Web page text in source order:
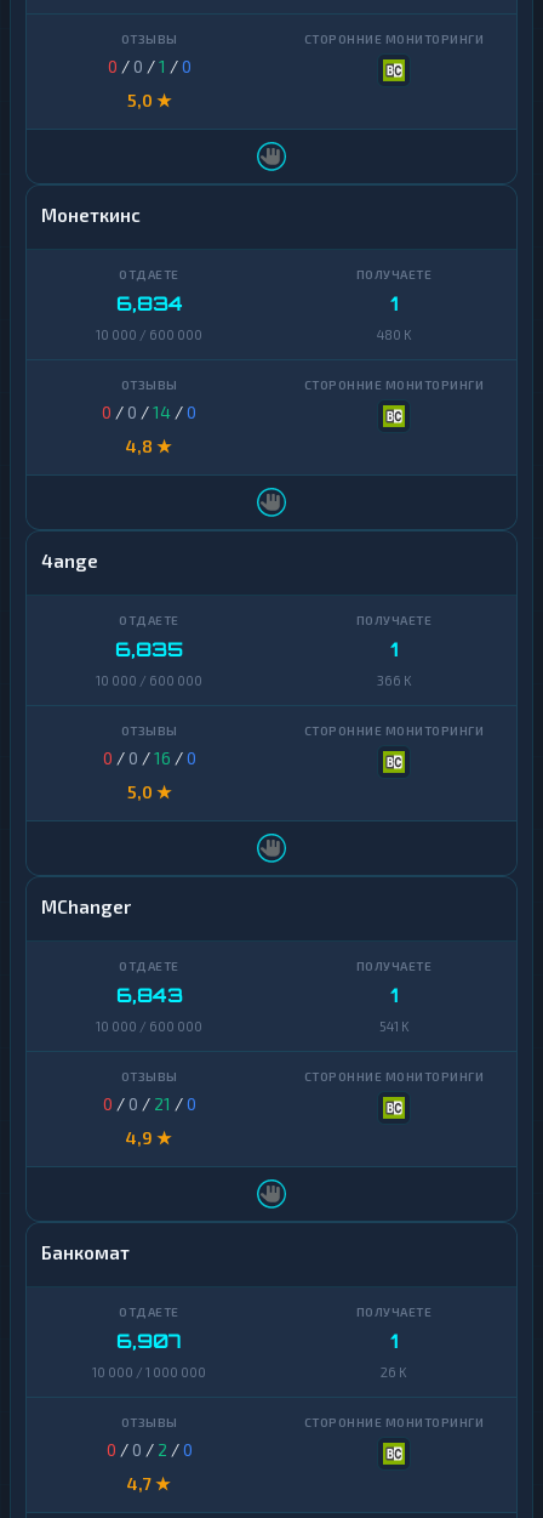
0 / 0 /1 /0
5,0 ★
Монеткинс
6,834
10 000 / 600 000
1
480 K
0 / 0 /14 /0
4,8 ★
4ange
6,835
10 000 / 600 000
1
366 K
0 / 0 /16 /0
5,0 ★
MChanger
6,843
10 000 / 600 000
1
541 K
0 / 0 / 21 /0
4,9 ★
Банкомат
6,907
10 000 / 1 000 000
1
26 K
0 / 0 / 2 /0
4,7 ★